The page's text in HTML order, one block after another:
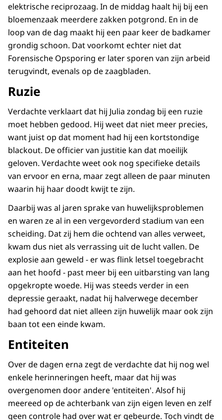
elektrische reciprozaag. In de middag haalt hij bij een
bloemenzaak meerdere zakken potgrond. En in de
loop van de dag maakt hij een paar keer de badkamer
grondig schoon. Dat voorkomt echter niet dat
Forensische Opsporing er later sporen van zijn arbeid
terugvindt, evenals op de zaagbladen.
Ruzie
Verdachte verklaart dat hij Julia zondag bij een ruzie
moet hebben gedood. Hij weet dat niet meer precies,
want juist op dat moment had hij een kortstondige
blackout. De officier van justitie kan dat moeilijk
geloven. Verdachte weet ook nog specifieke details
van ervoor en erna, maar zegt alleen de paar minuten
waarin hij haar doodt kwijt te zijn.
Daarbij was al jaren sprake van huwelijksproblemen
en waren ze al in een vergevorderd stadium van een
scheiding. Dat zij hem die ochtend van alles verweet,
kwam dus niet als verrassing uit de lucht vallen. De
explosie aan geweld - er was flink letsel toegebracht
aan het hoofd - past meer bij een uitbarsting van lang
opgekropte woede. Hij was steeds verder in een
depressie geraakt, nadat hij halverwege december
had gehoord dat niet alleen zijn huwelijk maar ook zijn
baan tot een einde kwam.
Entiteiten
Over de dagen erna zegt de verdachte dat hij nog wel
enkele herinneringen heeft, maar dat hij was
overgenomen door andere 'entiteiten'. Alsof hij
meereed op de achterbank van zijn eigen leven en zelf
geen controle had over wat er gebeurde. Toch vindt de